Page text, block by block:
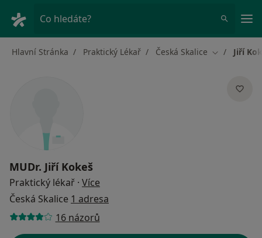
Co hledáte?
Hlavní Stránka Praktický Lékař Česká Skalice ZměnaJiří
MUDr. Jiří Kokeš
Praktický lékař · Více
Česká Skalice 1 adresa
16 názorů